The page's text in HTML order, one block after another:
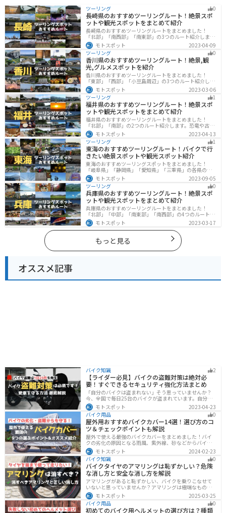
ツーリング 0
長崎県のおすすめツーリングルート！絶景スポ
ットや観光スポットをまとめて紹介
長崎県のおすすめツーリングルートをまとめました！
「北部」「南西部」「南東部」の3つのルート紹介しま
す。国際色豊かな街並みや世界遺産、絶景ポイントが数
多く存在し、様々な楽しみ方ができます。バイクで長崎
県にツーリングに行く際は参考にしてください。
モトスポット
2023-04-09
ツーリング
0
香川県のおすすめツーリングルート！絶景,観
光,グルメスポットを紹介
香川県のおすすめツーリングルートをまとめました！
「東部」「西部」「小豆島周辺」の3つのルート紹介しま
す。自然豊かな山から海、絶品グルメを満喫するツーリ
ングができます。バイクで香川県にツーリングに行く際
は参考にしてください。
モトスポット
2023-03-06
ツーリング
1
福井県のおすすめツーリングルート！絶景スポ
ットや観光スポットをまとめて紹介
福井県のおすすめツーリングルートをまとめました！
「北部」「南部」の2つのルート紹介します。恐竜や古代
遺跡、温泉地など魅力に溢れるスポットが多数ありま
す。バイクで福井県にツーリングに行く際は参考にして
ください。
モトスポット
2023-04-13
ツーリング
1
東海のおすすめツーリングルート！バイクで行
きたい絶景スポットや観光スポット紹介
東海のおすすめツーリングスポットをまとめました！
「岐阜県」「静岡県」「愛知県」「三重県」の各県の観
光地紹介します。自然豊かな山々や湖、温泉地が点在
し、四季折々の景色を楽しめるスポットが多数ありま
す。バイクで東海にツーリングに行く際は参考にしてく
ださい。
モトスポット
2023-09-05
ツーリング
0
兵庫県のおすすめツーリングルート！絶景スポ
ットや観光スポットをまとめて紹介
兵庫県のおすすめツーリングルートをまとめました！
「北部」「中部」「南東部」「南西部」の4つのルート紹
介します。自然豊かな山を堪能できる北部と中部、街中
で海辺の南部と違った楽しみ方ができます。バイクで兵
庫県にツーリングに行く際は参考にしてください。
モトスポット 2023-03-17
もっと見る
オススメ記事
バイク知識 2
【ライダー必見】バイクの盗難対策は絶対必
要！すぐできるセキュリティ強化方法まとめ
「自分のバイクは盗まれない」そう思っていませんか？
今、全国で毎日25台のバイクが盗まれています。自分の
バイクは大丈夫という保証はどこにもありません。バイ
クの盗難対策の方法を理解して、自分のバイクは自分で
守りましょう。
モトスポット
2023-04-23
バイク用品
0
屋外用おすすめバイクカバー14選！選び方のコ
ツ＆チェックポイントも解説
屋外で使える最強のバイクカバーをまとめました！バイ
クの劣化の原因となる雨風、紫外線、砂などからバイク
を守ることはもちろん、盗難やいたずら対策にもなりま
す。バイクカバーの選び方からオススメまでまとめまし
たので、カバーを探している人はぜひ参考にしてくださ
い。
モトスポット
2024-02-23
バイク知識
0
バイクタイヤのアマリングは恥ずかしい？危険
な消し方と安全な消し方を解説
アマリングがあると恥ずかしい、バイクを乗りこなせて
いないと思っていませんか？アマリングは極端なもので
なければ全く問題ありません。しかし、気になるという
方がいるのも事実です。この記事では消した方がいいア
マリングや消し方を解説します。
モトスポット
2025-03-25
バイク用品
0
初めてのバイク用ヘルメットの選び方は？種類